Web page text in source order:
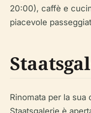
20:00), caffè e
piacevole
Rinomata per la
Staatsgalerie è